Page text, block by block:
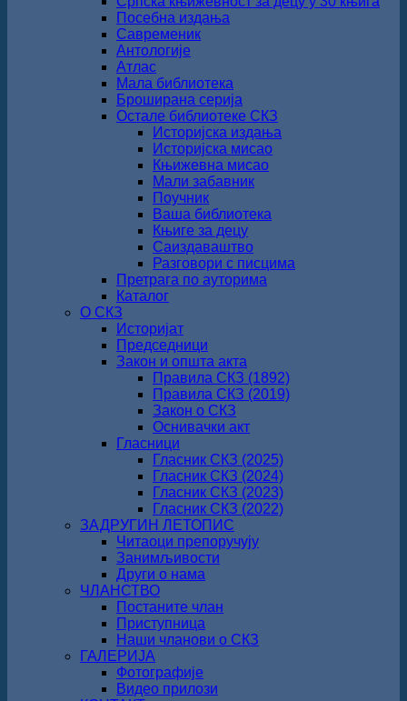
Посебна издања
Савременик
Антологије
Атлас
Мала библиотека
Броширана серија
Остале библиотеке СКЗ
Историјска издања
Историјска мисао
Књижевна мисао
Мали забавник
Поучник
Ваша библиотека
Књиге за децу
Саиздаваштво
Разговори с писцима
Претрага по ауторима
Каталог
О СКЗ
Историјат
Председници
Закон и општа акта
Правила СКЗ (1892)
Правила СКЗ (2019)
Закон о СКЗ
Оснивачки акт
Гласници
Гласник СКЗ (2025)
Гласник СКЗ (2024)
Гласник СКЗ (2023)
Гласник СКЗ (2022)
ЗАДРУГИН ЛЕТОПИС
Читаоци препоручују
Занимљивости
Други о нама
ЧЛАНСТВО
Постаните члан
Приступница
Наши чланови о СКЗ
ГАЛЕРИЈА
Фотографије
Видео прилози